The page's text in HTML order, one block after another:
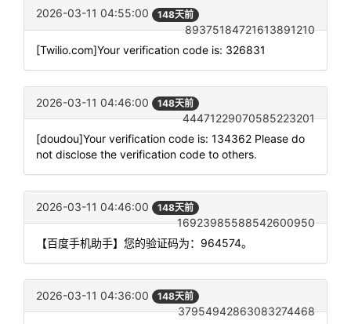
2026-03-11 04:55:00 148天前
89375184721613891210
[Twilio.com]Your verification code is: 326831
2026-03-11 04:46:00 148天前
44471229070585223201
[doudou]Your verification code is: 134362 Please do
not disclose the verification code to others.
2026-03-11 04:46:00 148天前
16923985588542600950
【百度手机助手】您的验证码为：964574。
2026-03-11 04:36:00 148天前
37954942863083274468